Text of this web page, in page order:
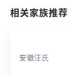
相关家族推荐
安徽汪氏